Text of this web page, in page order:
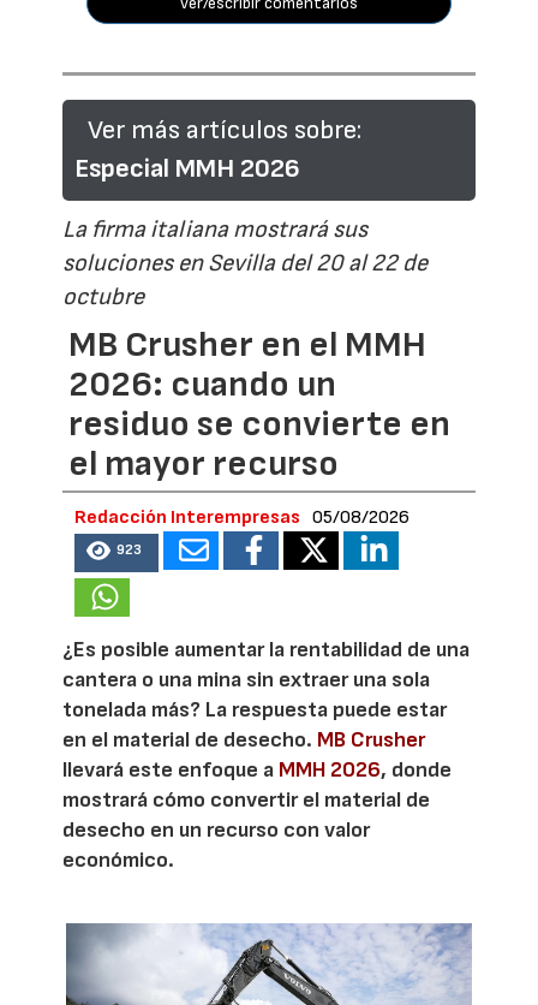
Ver más artículos sobre:
Especial MMH 2026
La firma italiana mostrará sus
soluciones en Sevilla del 20 al 22 de
octubre
MB Crusher en el MMH
2026: cuando un
residuo se convierte en
el mayor recurso
Redacción Interempresas 05/08/2026
923
¿Es posible aumentar la rentabilidad de una
cantera o una mina sin extraer una sola
tonelada más? La respuesta puede estar
en el material de desecho. MB Crusher
llevará este enfoque a MMH 2026, donde
mostrará cómo convertir el material de
desecho en un recurso con valor
económico.